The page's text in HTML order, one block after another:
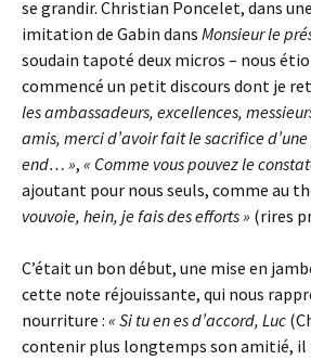
se grandir. Christian Poncelet, dans
imitation de Gabin dans Monsieur le
soudain tapoté deux micros – nous
commencé un petit discours dont je
les ambassadeurs, excellences,
amis, merci d’avoir fait le sacrifice
end… », « Comme vous pouvez le
ajoutant pour nous seuls, comme au
vouvoie, hein, je fais des efforts » (rires
C’était un bon début, une mise en
cette note réjouissante, qui nous
nourriture : « Si tu en es d’accord, Luc
contenir plus longtemps son amitié,